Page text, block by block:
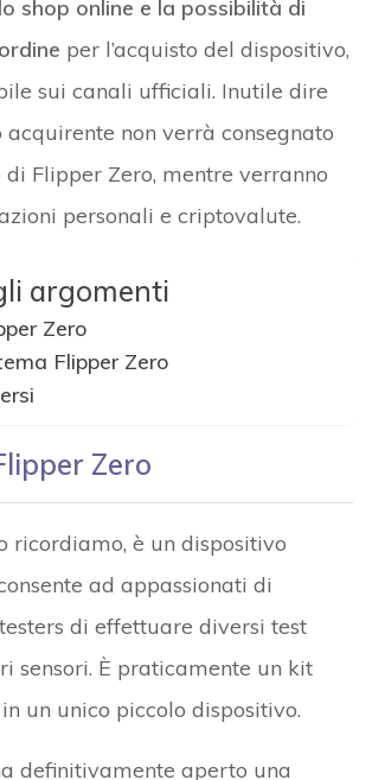
shop online e la possibilità di
per l’acquisto del dispositivo,
sui canali ufficiali. Inutile dire
acquirente non verrà consegnato
Flipper Zero, mentre verranno
personali e criptovalute.
argomenti
Zero
Flipper Zero
Zero
ricordiamo, è un dispositivo
ad appassionati di
di effettuare diversi test
sensori. È praticamente un kit
un unico piccolo dispositivo.
definitivamente aperto una